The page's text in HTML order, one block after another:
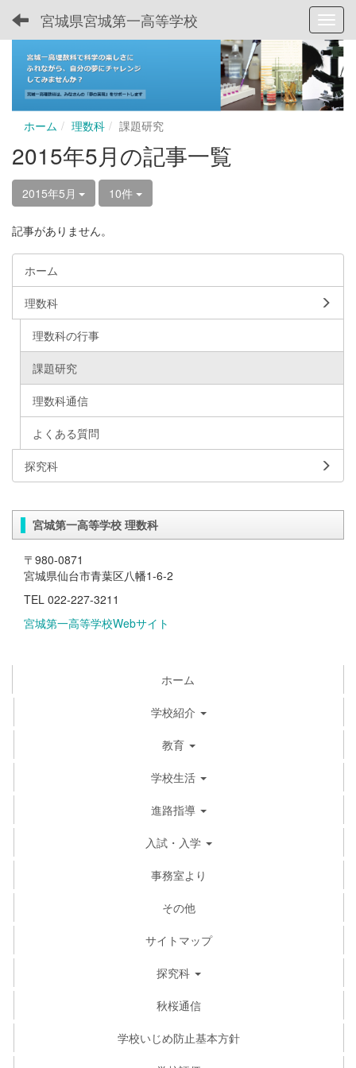
宮城県宮城第一高等学校
ホーム 理数科 課題研究
2015年5月の記事一覧
2015年5月 10件
記事がありません。
ホーム
理数科
理数科の行事
課題研究
理数科通信
よくある質問
探究科
宮城第一高等学校 理数科
〒980-0871
宮城県仙台市青葉区八幡1-6-2
TEL 022-227-3211
宮城第一高等学校Webサイト
ホーム
学校紹介
教育
学校生活
進路指導
入試・入学
事務室より
その他
サイトマップ
探究科
秋桜通信
学校いじめ防止基本方針